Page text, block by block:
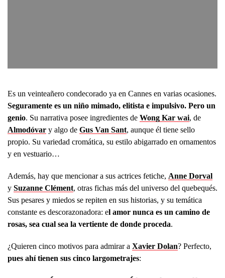
Es un veinteañero condecorado ya en Cannes en varias ocasiones.
Seguramente es un niño mimado, elitista e impulsivo. Pero un
genio. Su narrativa posee ingredientes de Wong Kar wai, de
Almodóvar y algo de Gus Van Sant, aunque él tiene sello
propio. Su variedad cromática, su estilo abigarrado en ornamentos
y en vestuario…
Además, hay que mencionar a sus actrices fetiche, Anne Dorval
y Suzanne Clément, otras fichas más del universo del quebequés.
Sus pesares y miedos se repiten en sus historias, y su temática
constante es descorazonadora: el amor nunca es un camino de
rosas, sea cual sea la vertiente de donde proceda.
¿Quieren cinco motivos para admirar a Xavier Dolan? Perfecto,
pues ahí tienen sus cinco largometrajes: